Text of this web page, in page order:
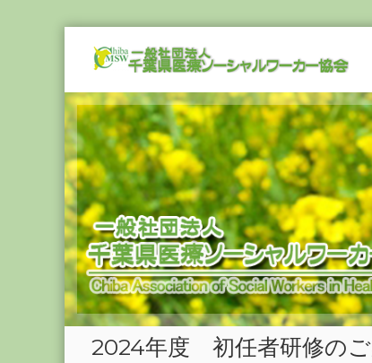
一
般
社
団
法
人
千
葉
県
医
療
ソ
ー
シ
ャ
2024年度 初任者研修の